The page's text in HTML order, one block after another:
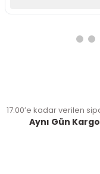
17:00’e kadar verilen
Aynı Gün Kargo